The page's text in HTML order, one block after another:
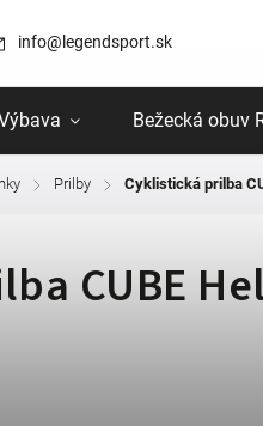
info@legendsport.sk
Bežecká obuv
/ Prilby / Cyklistická prilba
CUBE